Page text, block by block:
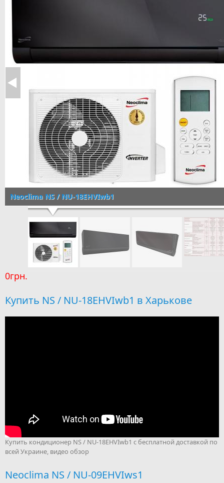
Neoclima NS / NU-18EHVIwb1
0грн.
Купить NS / NU-18EHVIwb1 в Харькове
Купить кондиционер NS / NU-18EHVIwb1 с бесплатной доставкой по
всей Украине, видео обзор
Neoclima NS / NU-09EHVIws1